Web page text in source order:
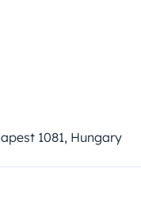
1081, Hungary